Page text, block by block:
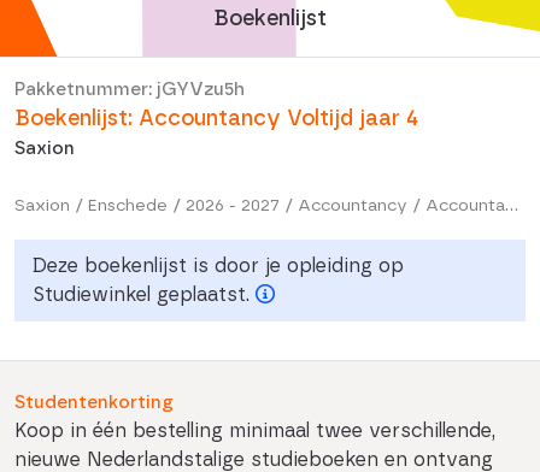
Boekenlijst
Pakketnummer: jGYVzu5h
Boekenlijst: Accountancy Voltijd jaar 4
Saxion
Saxion / Enschede / 2026 - 2027 / Accountancy / Accountancy Voltijd jaar 4
Deze boekenlijst is door je opleiding op
Studiewinkel geplaatst.
Studentenkorting
Koop in één bestelling minimaal twee verschillende,
nieuwe Nederlandstalige studieboeken en ontvang